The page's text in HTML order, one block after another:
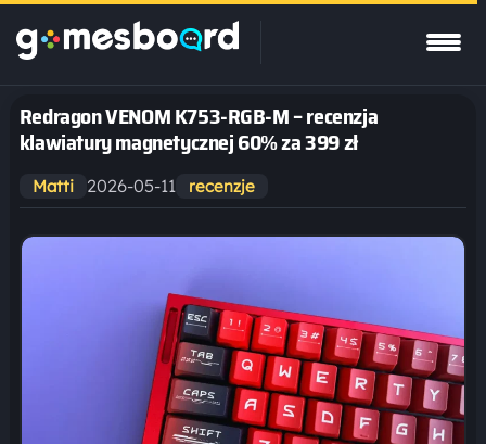
Redragon VENOM K753-RGB-M – recenzja
klawiatury magnetycznej 60% za 399 zł
Matti 2026-05-11 recenzje